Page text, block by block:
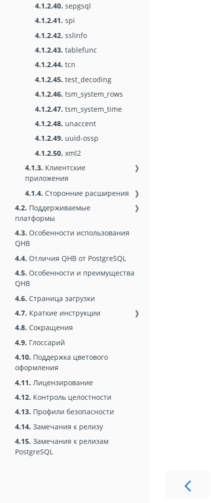
4.1.2.40. sepgsql
4.1.2.41. spi
4.1.2.42. sslinfo
4.1.2.43. tablefunc
4.1.2.44. tcn
4.1.2.45. test_decoding
4.1.2.46. tsm_system_rows
4.1.2.47. tsm_system_time
4.1.2.48. unaccent
4.1.2.49. uuid-ossp
4.1.2.50. xml2
4.1.3. Клиентские
приложения
❱
4.1.4. Сторонние расширения
❱
4.2. Поддерживаемые
платформы
❱
4.3. Особенности использования
QHB
4.4. Отличия QHB от PostgreSQL
4.5. Особенности и преимущества
QHB
4.6. Страница загрузки
4.7. Краткие инструкции
❱
4.8. Сокращения
4.9. Глоссарий
4.10. Поддержка цветового
оформления
4.11. Лицензирование
4.12. Контроль целостности
4.13. Профили безопасности
4.14. Замечания к релизу
4.15. Замечания к релизам
PostgreSQL